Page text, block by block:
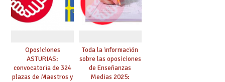
Oposiciones
ASTURIAS:
convocatoria de 324
plazas de Maestros y
Toda la información
sobre las oposiciones
de Enseñanzas
Medias 2025: